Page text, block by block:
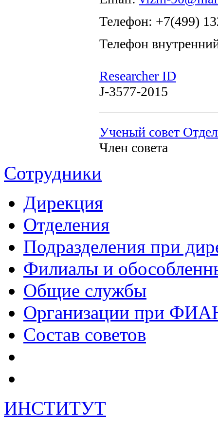
Телефон: +7(499)
Телефон
Researcher ID
J-3577-2015
Ученый совет
Член совета
Сотрудники
Дирекция
Отделения
Подразделения при
Филиалы и
Общие службы
Организации при
Состав советов
ИНСТИТУТ